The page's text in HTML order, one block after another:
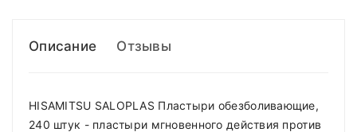
Описание Отзывы
HISAMITSU SALOPLAS Пластыри обезболивающие,
240 штук - пластыри мгновенного действия против